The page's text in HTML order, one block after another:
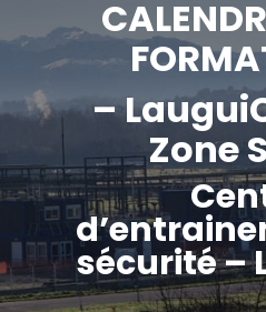
–
Zone
sécurité –